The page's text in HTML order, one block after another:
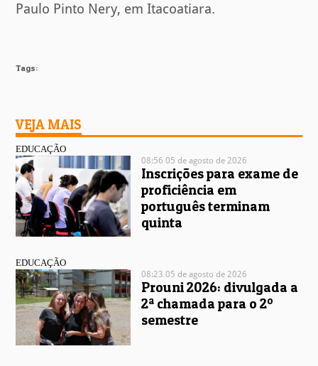
Paulo Pinto Nery, em Itacoatiara.
Tags:
VEJA MAIS
EDUCAÇÃO
08:56 05 de agosto de 2026
Inscrições para exame de
proficiência em
português terminam
quinta
EDUCAÇÃO
08:23 05 de agosto de 2026
Prouni 2026: divulgada a
2ª chamada para o 2º
semestre